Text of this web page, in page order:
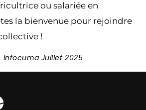
ou salariée en
la bienvenue pour rejoindre
!
Infocuma Juillet 2025